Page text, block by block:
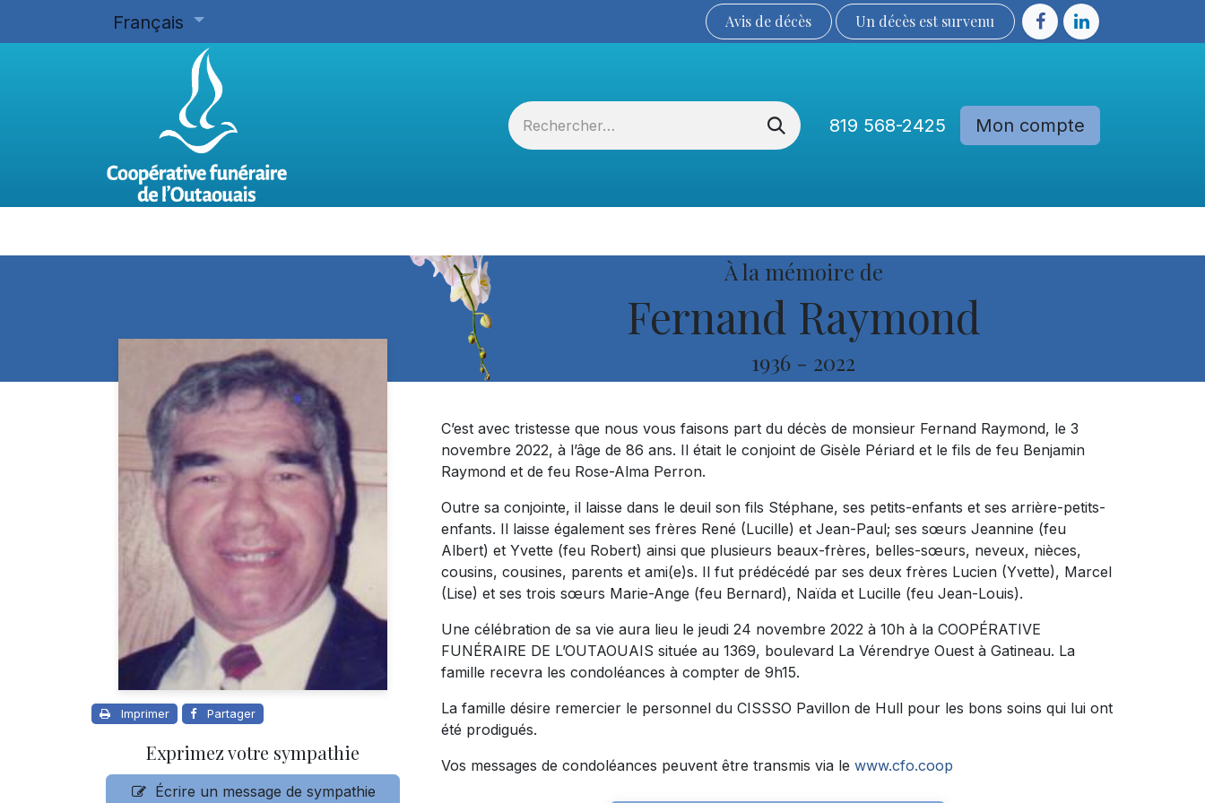
Français Avis de décès Un décès est sur​​​​​​​​ve​nu​​​​​​​​​​
819 568-2425 Mon compte
À la mémoire de
Fernand Raymond
1936 - 2022
Imprimer Partager
Exprimez votre sympathie
Écrire un message de sympathie
C’est avec tristesse que nous vous faisons part du décès de monsieur Fernand Raymond, le 3
novembre 2022, à l’âge de 86 ans. Il était le conjoint de Gisèle Périard et le fils de feu Benjamin
Raymond et de feu Rose-Alma Perron.
Outre sa conjointe, il laisse dans le deuil son fils Stéphane, ses petits-enfants et ses arrière-petits-
enfants. Il laisse également ses frères René (Lucille) et Jean-Paul; ses sœurs Jeannine (feu
Albert) et Yvette (feu Robert) ainsi que plusieurs beaux-frères, belles-sœurs, neveux, nièces,
cousins, cousines, parents et ami(e)s. Il fut prédécédé par ses deux frères Lucien (Yvette), Marcel
(Lise) et ses trois sœurs Marie-Ange (feu Bernard), Naïda et Lucille (feu Jean-Louis).
Une célébration de sa vie aura lieu le jeudi 24 novembre 2022 à 10h à la COOPÉRATIVE
FUNÉRAIRE DE L’OUTAOUAIS située au 1369, boulevard La Vérendrye Ouest à Gatineau. La
famille recevra les condoléances à compter de 9h15.
La famille désire remercier le personnel du CISSSO Pavillon de Hull pour les bons soins qui lui ont
été prodigués.
Vos messages de condoléances peuvent être transmis via le www.cfo.coop